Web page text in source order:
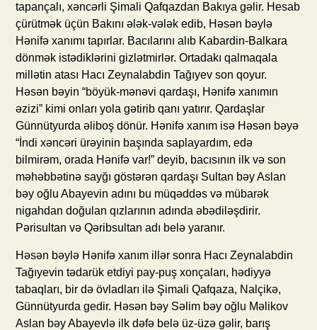
tapançalı, xəncərli Şimali Qafqazdan Bakıya gəlir. Hesab
çürütmək üçün Bakını ələk-vələk edib, Həsən bəylə
Hənifə xanımı tapırlar. Bacılarını alıb Kabardin-Balkara
dönmək istədiklərini gizlətmirlər. Ortadakı qalmaqala
millətin atası Hacı Zeynalabdin Tağıyev son qoyur.
Həsən bəyin “böyük-mənəvi qardaşı, Hənifə xanımın
əzizi” kimi onları yola gətirib qanı yatırır. Qardaşlar
Günnütyurda əliboş dönür. Hənifə xanım isə Həsən bəyə
“İndi xəncəri ürəyinin başında saplayardım, edə
bilmirəm, orada Hənifə var!” deyib, bacısının ilk və son
məhəbbətinə sayğı göstərən qardaşı Sultan bəy Aslan
bəy oğlu Abayevin adını bu müqəddəs və mübarək
nigahdan doğulan qızlarının adında əbədiləşdirir.
Pərisultan və Qəribsultan adı belə yaranır.
Həsən bəylə Hənifə xanım illər sonra Hacı Zeynalabdin
Tağıyevin tədarük etdiyi pay-puş xonçaları, hədiyyə
tabaqları, bir də övladları ilə Şimali Qafqaza, Nalçikə,
Günnütyurda gedir. Həsən bəy Səlim bəy oğlu Məlikov
Aslan bəy Abayevlə ilk dəfə belə üz-üzə gəlir, barış